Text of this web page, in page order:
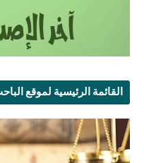
القائمة الرئيسية لموقع